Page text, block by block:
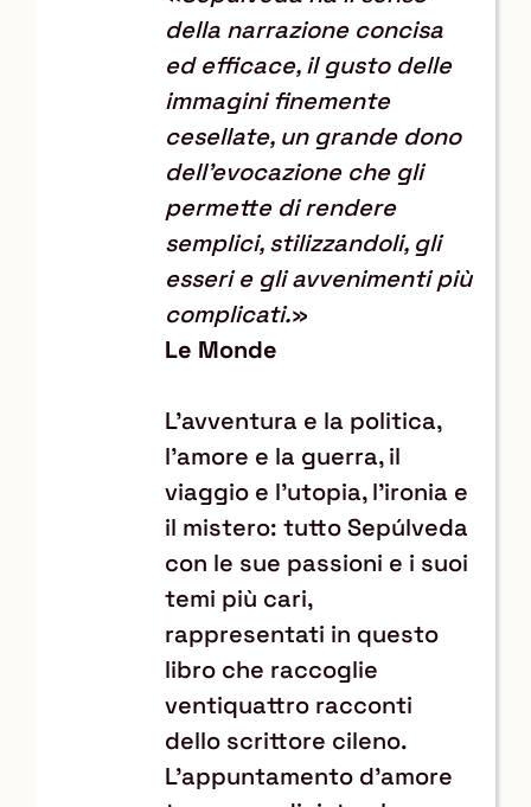
della narrazione concisa
ed efficace, il gusto delle
immagini finemente
cesellate, un grande dono
dell’evocazione che gli
permette di rendere
semplici, stilizzandoli, gli
esseri e gli avvenimenti più
complicati.»
Le Monde
L'avventura e la politica,
l'amore e la guerra, il
viaggio e l'utopia, l'ironia e
il mistero: tutto Sepúlveda
con le sue passioni e i suoi
temi più cari,
rappresentati in questo
libro che raccoglie
ventiquattro racconti
dello scrittore cileno.
L'appuntamento d'amore